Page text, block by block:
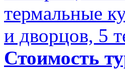
термальные
и дворцов, 5
Стоимость